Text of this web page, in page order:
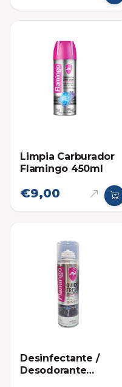
Limpia Carburador
Flamingo 450ml
€9,00
Desinfectante /
Desodorante